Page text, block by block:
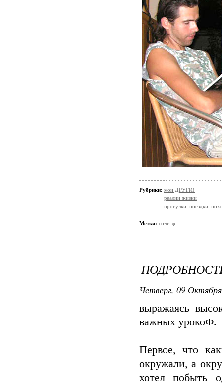
Рубрики: мои ДРУГИ!
реалии жизни
прогулки, поездки,
Метки: сочи
Четверг, 09
выражаясь
важных урокоФ.
Первое, что
окружали, а
хотел побыть